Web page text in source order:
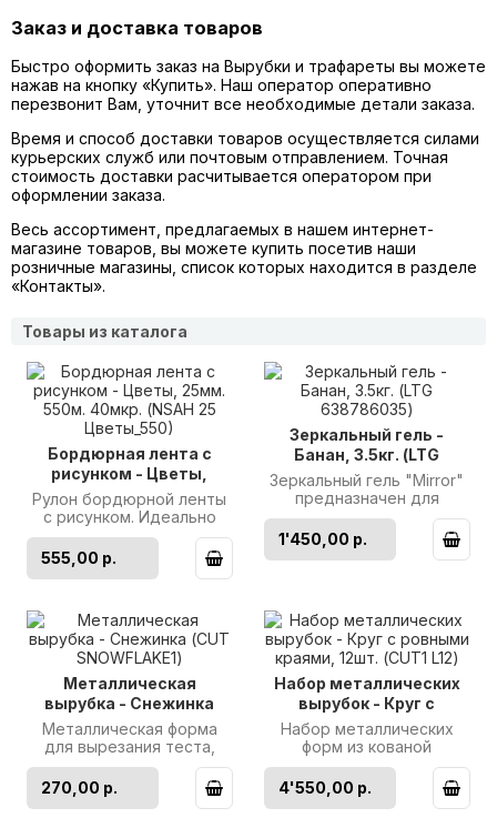
Заказ и доставка товаров
Быстро оформить заказ на Вырубки и трафареты вы можете
нажав на кнопку «Купить». Наш оператор оперативно
перезвонит Вам, уточнит все необходимые детали заказа.
Время и способ доставки товаров осуществляется силами
курьерских служб или почтовым отправлением. Точная
стоимость доставки расчитывается оператором при
оформлении заказа.
Весь ассортимент, предлагаемых в нашем интернет-
магазине товаров, вы можете купить посетив наши
розничные магазины, список которых находится в разделе
«Контакты».
Товары из каталога
Бордюрная лента с
рисунком - Цветы,
25мм. 550м. 40мкр.
(NSAH 25 Цветы_550)
Рулон бордюрной ленты
с рисунком. Идеально
подходит для украшения
пирожных. Длина: 550м.
Толщ..
555,00 р.
Зеркальный гель -
Банан, 3.5кг. (LTG
638786035)
Зеркальный гель "Mirror"
предназначен для
глазирования тортов и
кондитерских изделий.
Необычайно..
1'450,00 р.
Металлическая
вырубка - Снежинка
(CUT SNOWFLAKE1)
Металлическая форма
для вырезания теста,
мастики или шоколада,
сделаная из кованой
полированной ..
270,00 р.
Набор металлических
вырубок - Круг с
ровными краями, 12шт.
(CUT1 L12)
Набор металлических
форм из кованой
полированной
нержавеющей стали. В
упаковке 12 вырубок с
4'550,00 р.